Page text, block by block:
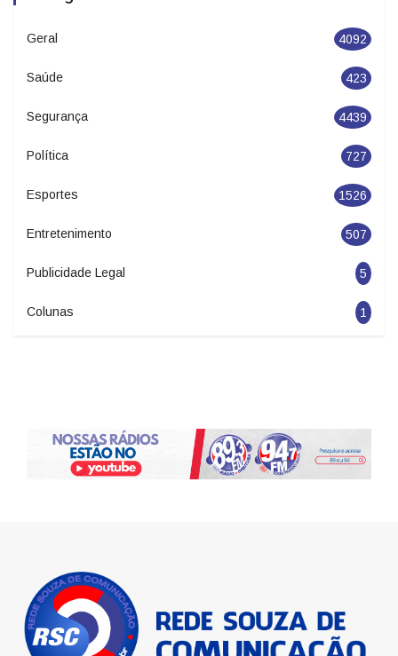
Geral 4092
Saúde 423
Segurança 4439
Política 727
Esportes 1526
Entretenimento 507
Publicidade Legal 5
Colunas 1